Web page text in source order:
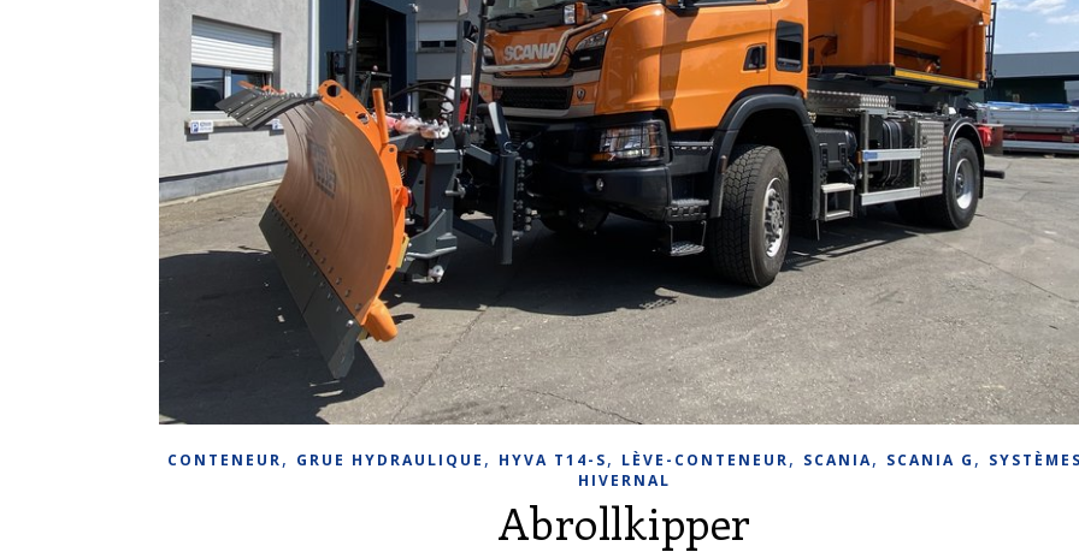
CONTENEUR, GRUE HYDRAULIQUE , HYVA T14-S, LÈVE-CONTENEUR, SCANIA, SCANIA G ,
HIVERNAL
Abrollkipper